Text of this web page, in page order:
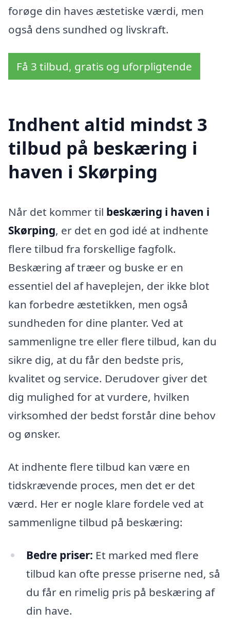
forøge din haves æstetiske værdi, men
også dens sundhed og livskraft.
Få 3 tilbud, gratis og uforpligtende
Indhent altid mindst 3
tilbud på beskæring i
haven i Skørping
Når det kommer til beskæring i haven i
Skørping, er det en god idé at indhente
flere tilbud fra forskellige fagfolk.
Beskæring af træer og buske er en
essentiel del af haveplejen, der ikke blot
kan forbedre æstetikken, men også
sundheden for dine planter. Ved at
sammenligne tre eller flere tilbud, kan du
sikre dig, at du får den bedste pris,
kvalitet og service. Derudover giver det
dig mulighed for at vurdere, hvilken
virksomhed der bedst forstår dine behov
og ønsker.
At indhente flere tilbud kan være en
tidskrævende proces, men det er det
værd. Her er nogle klare fordele ved at
sammenligne tilbud på beskæring:
Bedre priser: Et marked med flere
tilbud kan ofte presse priserne ned, så
du får en rimelig pris på beskæring af
din have.